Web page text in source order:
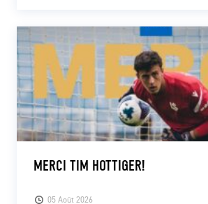
05 Août 2026
MERCI TIM HOTTIGER!